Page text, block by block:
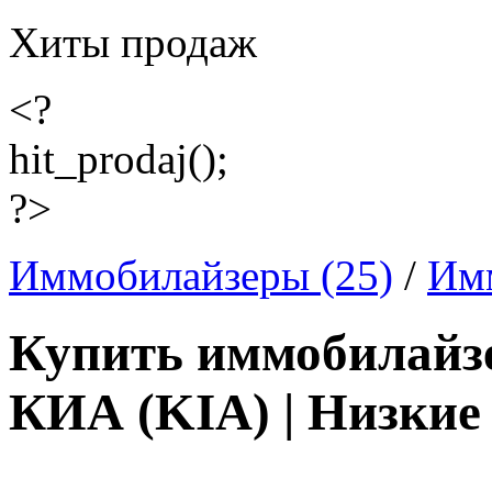
Хиты продаж
<?
hit_prodaj();
?>
Иммобилайзеры (25) /
Купить
КИА (KIA) | Низкие